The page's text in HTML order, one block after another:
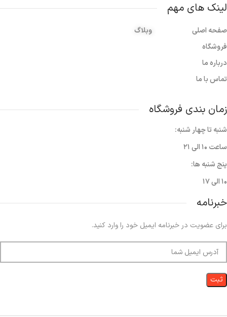
لینک های مهم
صفحه اصلی
فروشگاه
درباره ما
تماس با ما
وبلاگ
زمان بندی فروشگاه
شنبه تا چهار شنبه:
ساعت ۱۰ الی ۲۱
پنج شنبه ها:
۱۰ الی ۱۷
خبرنامه
برای عضویت در خبرنامه ایمیل خود را وارد کنید.